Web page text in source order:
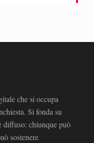
che si occupa
Si fonda su
diffuso: chiunque può
sostenere